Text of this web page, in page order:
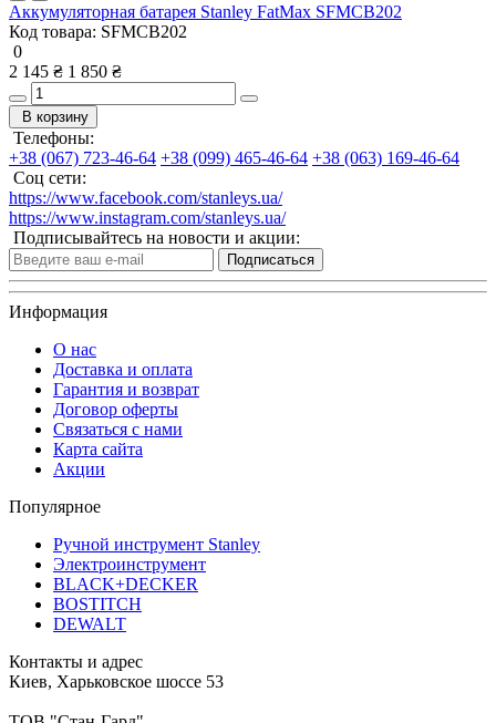
Аккумуляторная батарея Stanley FatMax SFMCB202
Код товара: SFMCB202
0
2 145 ₴ 1 850 ₴
В корзину
Телефоны:
+38 (067) 723-46-64 +38 (099) 465-46-64 +38 (063) 169-46-64
Соц сети:
https://www.facebook.com/stanleys.ua/
https://www.instagram.com/stanleys.ua/
Подписывайтесь на новости и акции:
Подписаться
Информация
О нас
Доставка и оплата
Гарантия и возврат
Договор оферты
Связаться с нами
Карта сайта
Акции
Популярное
Ручной инструмент Stanley
Электроинструмент
BLACK+DECKER
BOSTITCH
DEWALT
Контакты и адрес
Киев, Харьковское шоссе 53